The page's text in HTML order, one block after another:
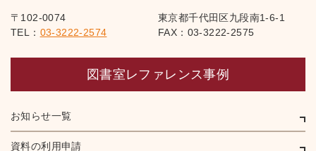
〒102-0074
東京都千代田区九段南1-6-1
TEL： 03-3222-2574 FAX：03-3222-2575
図書室レファレンス事例
お知らせ一覧
資料の利用申請